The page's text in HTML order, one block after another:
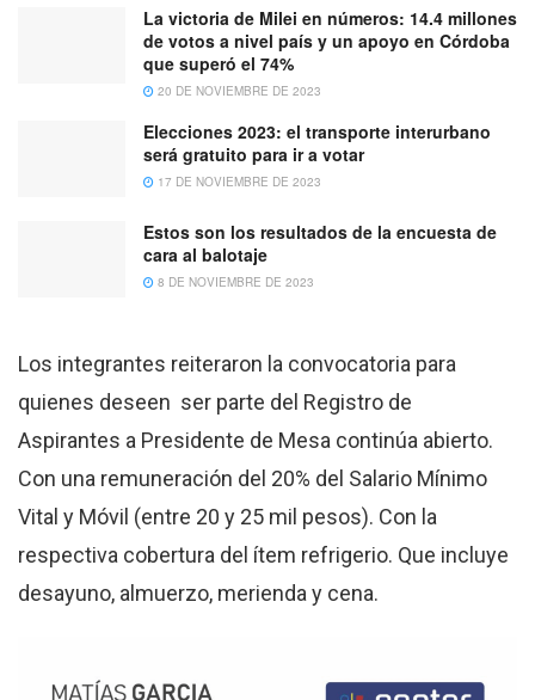
La victoria de Milei en números: 14.4 millones
de votos a nivel país y un apoyo en Córdoba
que superó el 74%
20 DE NOVIEMBRE DE 2023
Elecciones 2023: el transporte interurbano
será gratuito para ir a votar
17 DE NOVIEMBRE DE 2023
Estos son los resultados de la encuesta de
cara al balotaje
8 DE NOVIEMBRE DE 2023
Los integrantes reiteraron la convocatoria para
quienes deseen ser parte del Registro de
Aspirantes a Presidente de Mesa continúa abierto.
Con una remuneración del 20% del Salario Mínimo
Vital y Móvil (entre 20 y 25 mil pesos). Con la
respectiva cobertura del ítem refrigerio. Que incluye
desayuno, almuerzo, merienda y cena.